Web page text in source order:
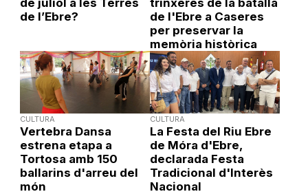
de l’Ebre?
de l'Ebre a Caseres
per preservar la
memòria històrica
CULTURA
Vertebra Dansa
estrena etapa a
Tortosa amb 150
ballarins d'arreu del
món
CULTURA
La Festa del Riu Ebre
de Móra d'Ebre,
declarada Festa
Tradicional d'Interès
Nacional